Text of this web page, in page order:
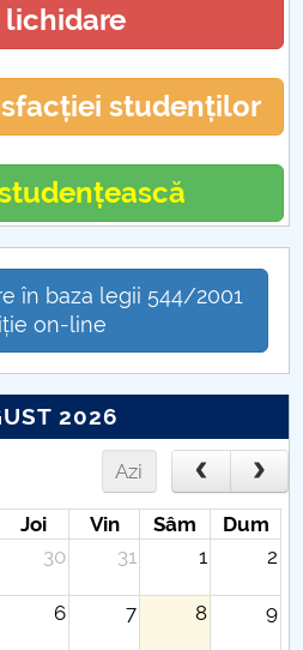
lichidare
studenților
în baza legii 544/2001
on-line
2026
Azi
Joi Vin Sâm
Dum
30 31 1 2
6 7 8 9